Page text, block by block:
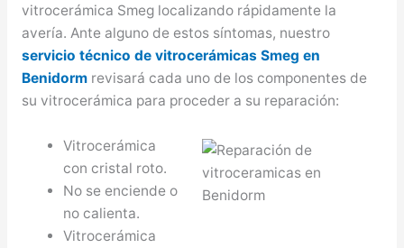
vitrocerámica Smeg localizando rápidamente la
avería. Ante alguno de estos síntomas, nuestro
servicio técnico de vitrocerámicas Smeg en
Benidormrevisará cada uno de los componentes de
su vitrocerámica para proceder a su reparación:
Vitrocerámica
con cristal roto.
No se enciende o
no calienta.
Vitrocerámica